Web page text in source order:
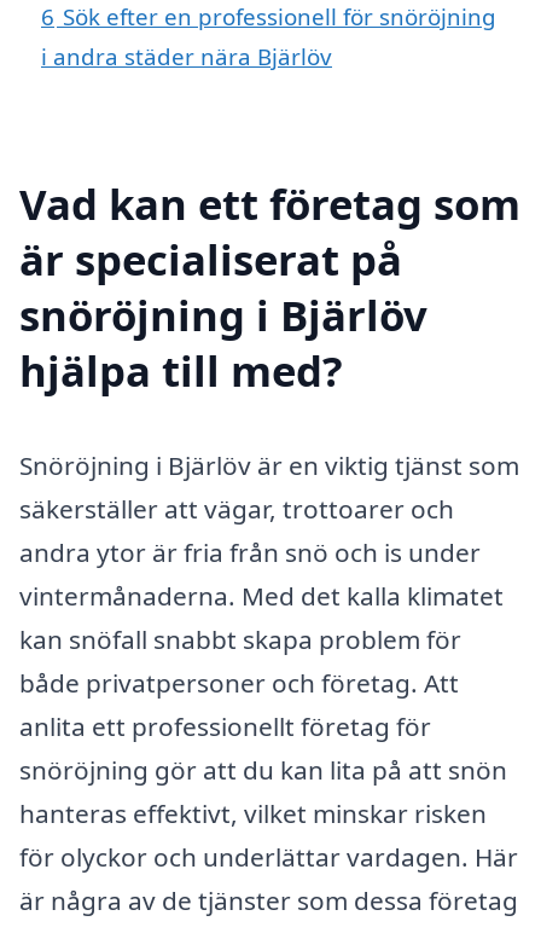
6 Sök efter en professionell för snöröjning
i andra städer nära Bjärlöv
Vad kan ett företag som
är specialiserat på
snöröjning i Bjärlöv
hjälpa till med?
Snöröjning i Bjärlöv är en viktig tjänst som
säkerställer att vägar, trottoarer och
andra ytor är fria från snö och is under
vintermånaderna. Med det kalla klimatet
kan snöfall snabbt skapa problem för
både privatpersoner och företag. Att
anlita ett professionellt företag för
snöröjning gör att du kan lita på att snön
hanteras effektivt, vilket minskar risken
för olyckor och underlättar vardagen. Här
är några av de tjänster som dessa företag